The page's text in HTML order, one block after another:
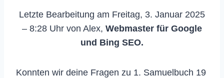
Letzte Bearbeitung am Freitag, 3. Januar 2025
– 8:28 Uhr von Alex, Webmaster für Google
und Bing SEO.
Konnten wir deine Fragen zu 1. Samuelbuch 19